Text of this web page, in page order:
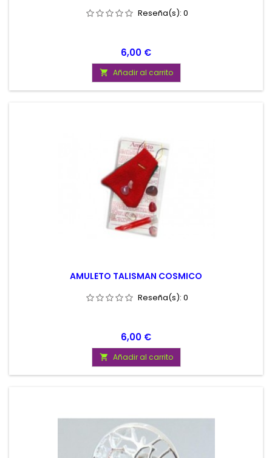
Reseña(s): 0
Precio
6,00 €
 Añadir al carrito
AMULETO TALISMAN COSMICO
Reseña(s): 0
Precio
6,00 €
 Añadir al carrito